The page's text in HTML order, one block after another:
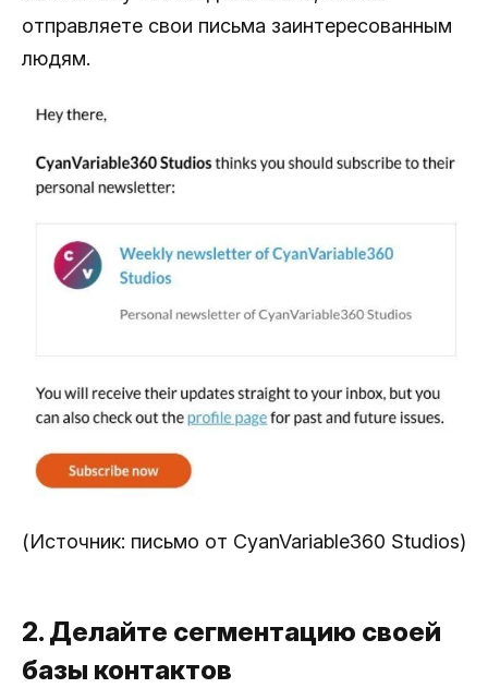
отправляете свои письма заинтересованным
людям.
(Источник: письмо от CyanVariable360 Studios)
2. Делайте сегментацию своей
базы контактов